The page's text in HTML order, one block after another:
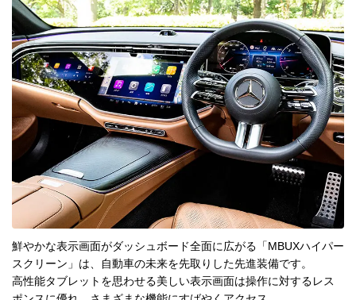
鮮やかな表示画面がダッシュボード全面に広がる「MBUXハイパー
スクリーン」は、自動車の未来を先取りした先進装備です。
高性能タブレットを思わせる美しい表示画面は操作に対するレス